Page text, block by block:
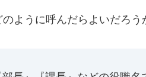
ように呼んだらよいだろう